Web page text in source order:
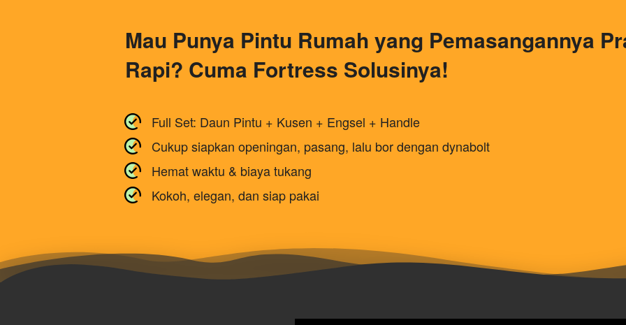
Mau Punya Pintu Rumah yang Pemasangannya
Rapi? Cuma Fortress Solusinya!
Full Set: Daun Pintu + Kusen + Engsel + Handle
Cukup siapkan openingan, pasang, lalu bor dengan dynabolt
Hemat waktu & biaya tukang
Kokoh, elegan, dan siap pakai